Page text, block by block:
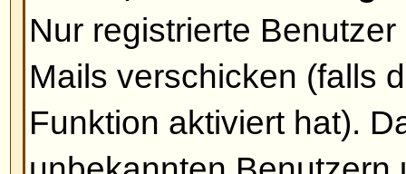
ändern, editieren Sie bitte den
(die Umfrage ist immer damit
niemand bei der Umfrage
Benutzer die Umfrage editieren
jedoch schon jemand